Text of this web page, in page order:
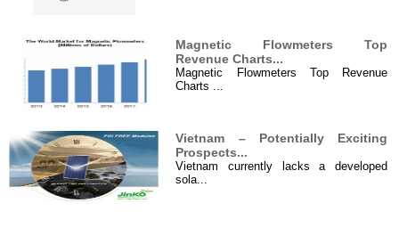
Magnetic Flowmeters Top
Revenue Charts...
Magnetic Flowmeters Top Revenue
Charts ...
Vietnam – Potentially Exciting
Prospects...
Vietnam currently lacks a developed
sola...